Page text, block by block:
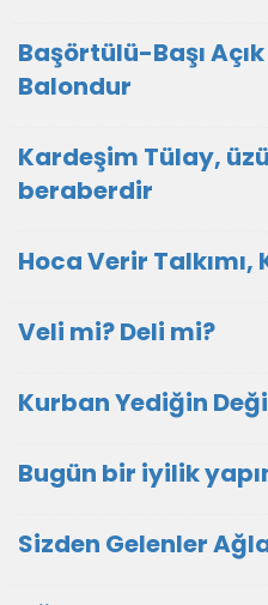
Başörtülü-Başı
Balondur
Kardeşim Tülay,
beraberdir
Hoca Verir Talkımı,
Veli mi? Deli mi?
Kurban Yediğin
Bugün bir iyilik
Sizden Gelenler